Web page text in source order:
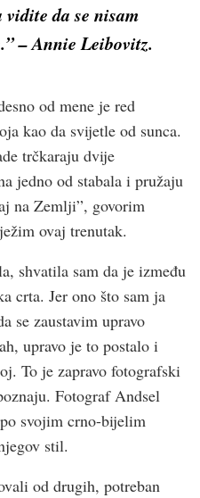
da se nisam
– Annie Leibovitz.
od mene je red
kao da svijetle od sunca.
trčkaraju dvije
jedno od stabala i pružaju
na Zemlji”, govorim
ovaj trenutak.
shvatila sam da je između
crta. Jer ono što sam ja
se zaustavim upravo
upravo je to postalo i
To je zapravo fotografski
Fotograf Andsel
svojim crno-bijelim
stil.
od drugih, potreban